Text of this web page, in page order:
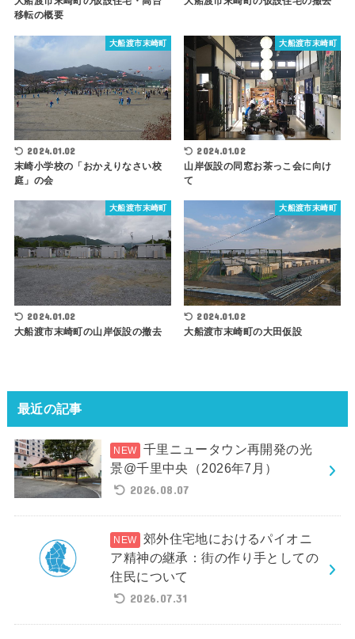
移転の概要
大船渡市末崎町
2024.01.02
末崎小学校の「おかえりなさい校
庭」の会
大船渡市末崎町
2024.01.02
山岸仮設の同窓お茶っこ会に向け
て
大船渡市末崎町
2024.01.02
大船渡市末崎町の山岸仮設の撤去
大船渡市末崎町
2024.01.02
大船渡市末崎町の大田仮設
最近の記事
千里ニュータウン再開発の光
景@千里中央（2026年7月）
2026.08.07
郊外住宅地におけるパイオニ
ア精神の継承：街の作り手としての
住民について
2026.07.31